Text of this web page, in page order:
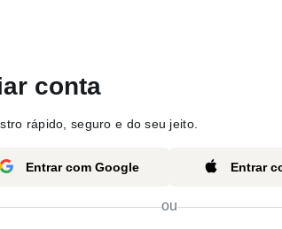
conta
rápido, seguro e do seu jeito.
Entrar com Google Entrar
ou